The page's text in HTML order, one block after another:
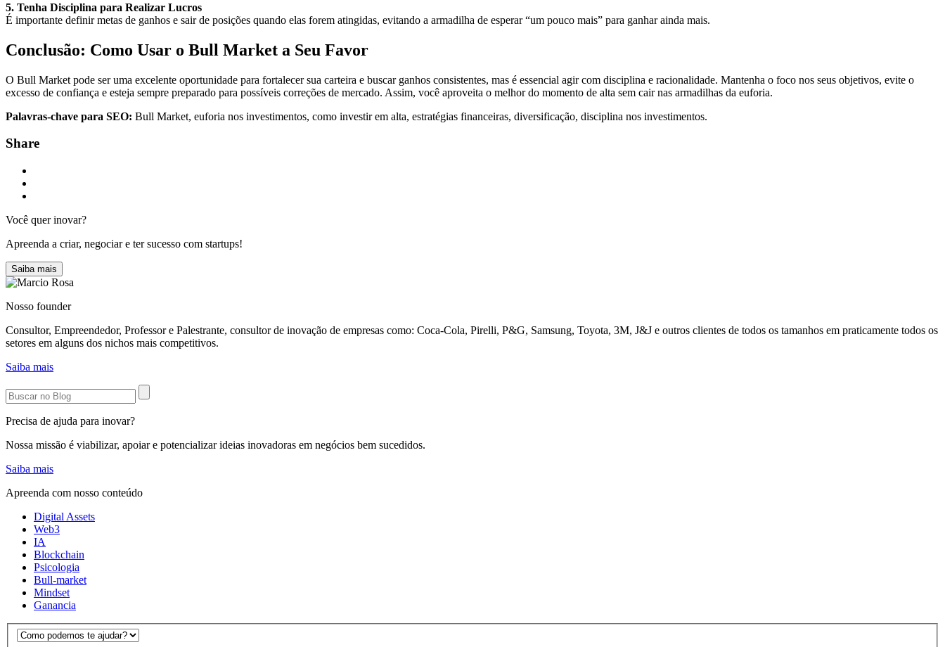
5. Tenha Disciplina para Realizar Lucros
É importante definir metas de ganhos e sair de posições quando elas forem atingidas, evitando a armadilha de esperar “um pouco mais” para ganhar ainda mais.
Conclusão: Como Usar o Bull Market a Seu Favor
O Bull Market pode ser uma excelente oportunidade para fortalecer sua carteira e buscar ganhos consistentes, mas é essencial agir com disciplina e racionalidade. Mantenha o foco nos seus objetivos, evite o
excesso de confiança e esteja sempre preparado para possíveis correções de mercado. Assim, você aproveita o melhor do momento de alta sem cair nas armadilhas da euforia.
Palavras-chave para SEO: Bull Market, euforia nos investimentos, como investir em alta, estratégias financeiras, diversificação, disciplina nos investimentos.
Share
Você querinovar?
Apreenda a criar, negociar e ter sucesso com startups!
Nosso founder
Consultor, Empreendedor, Professor e Palestrante, consultor de inovação de empresas como: Coca-Cola, Pirelli, P&G, Samsung, Toyota, 3M, J&J e outros clientes de todos os tamanhos em praticamente todos os
setores em alguns dos nichos mais competitivos.
Saiba mais
Precisa de ajuda para inovar?
Nossa missão é viabilizar, apoiar e potencializar ideias inovadoras em negócios bem sucedidos.
Saiba mais
Apreenda com nosso conteúdo
Digital Assets
Web3
IA
Blockchain
Psicologia
Bull-market
Mindset
Ganancia